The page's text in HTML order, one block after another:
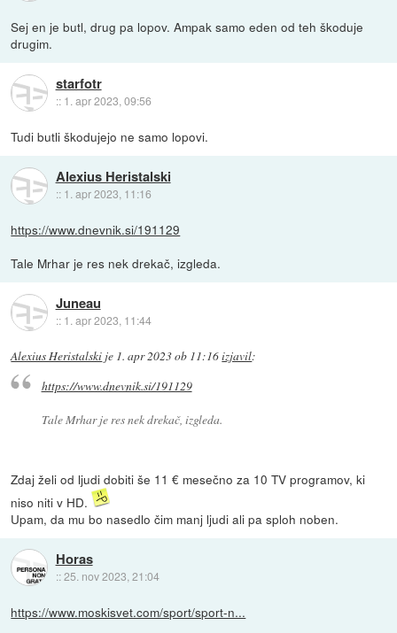
Sej en je butl, drug pa lopov. Ampak samo eden od teh škoduje
drugim.
starfotr
:: 1. apr 2023, 09:56
Tudi butli škodujejo ne samo lopovi.
Alexius Heristalski
:: 1. apr 2023, 11:16
https://www.dnevnik.si/191129
Tale Mrhar je res nek drekač, izgleda.
Juneau
:: 1. apr 2023, 11:44
Alexius Heristalski je 1. apr 2023 ob 11:16izjavil:
https://www.dnevnik.si/191129
Tale Mrhar je res nek drekač, izgleda.
Zdaj želi od ljudi dobiti še 11 € mesečno za 10 TV programov, ki
niso niti v HD.
Upam, da mu bo nasedlo čim manj ljudi ali pa sploh noben.
Horas
::25. nov 2023, 21:04
https://www.moskisvet.com/sport/sport-n...